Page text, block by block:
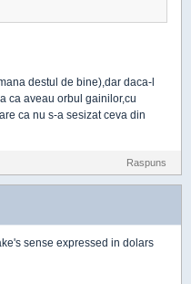
destul de bine),dar daca-l
ca aveau orbul gainilor,cu
ca nu s-a sesizat ceva din
Raspuns
sense expressed in dolars